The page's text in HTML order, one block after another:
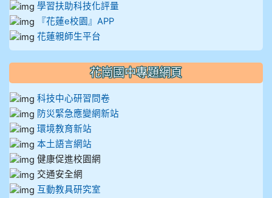
學習扶助科技化評量
『花蓮e校園』APP
花蓮親師生平台
花崗國中專題網頁
科技中心研習問卷
防災緊急應變網新站
環境教育新站
本土語言網站
健康促進校園網
交通安全網
互動教具研究室